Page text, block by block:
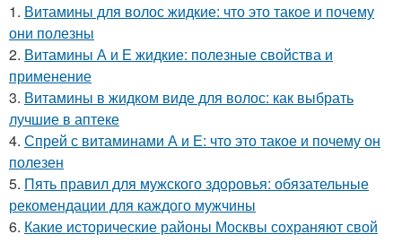
1. Витамины для волос жидкие: что это такое и почему
они полезны
2. Витамины А и Е жидкие: полезные свойства и
применение
3. Витамины в жидком виде для волос: как выбрать
лучшие в аптеке
4. Спрей с витаминами А и Е: что это такое и почему он
полезен
5. Пять правил для мужского здоровья: обязательные
рекомендации для каждого мужчины
6. Какие исторические районы Москвы сохраняют свой